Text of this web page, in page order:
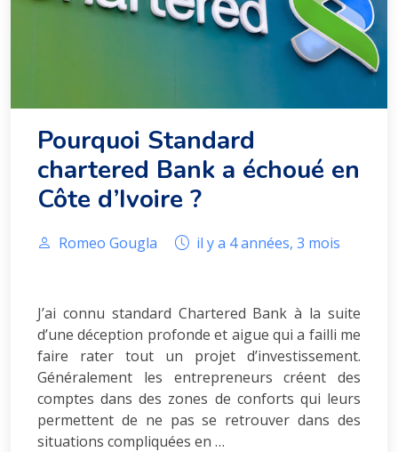
Pourquoi Standard
chartered Bank a échoué en
Côte d’Ivoire ?
Romeo Gougla il y a 4 années, 3 mois
J’ai connu standard Chartered Bank à la suite
d’une déception profonde et aigue qui a failli me
faire rater tout un projet d’investissement.
Généralement les entrepreneurs créent des
comptes dans des zones de conforts qui leurs
permettent de ne pas se retrouver dans des
situations compliquées en …